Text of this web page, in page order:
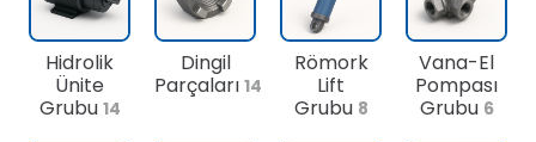
Hidrolik
Ünite
Grubu 14
Dingil
Parçaları 14
Römork
Lift
Grubu 8
Vana-El
Pompası
Grubu 6